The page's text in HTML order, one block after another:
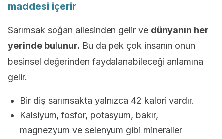
maddesi içerir
Sarımsak soğan ailesinden gelir ve dünyanın her
yerinde bulunur. Bu da pek çok insanın onun
besinsel değerinden faydalanabileceği anlamına
gelir.
Bir diş sarımsakta yalnızca 42 kalori vardır.
Kalsiyum, fosfor, potasyum, bakır,
magnezyum ve selenyum gibi mineraller